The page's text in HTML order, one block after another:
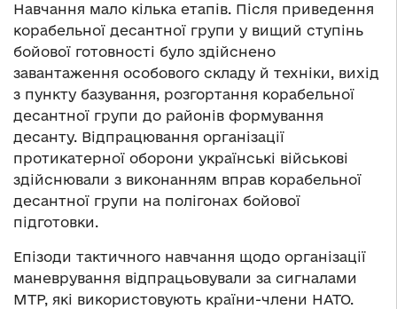
Навчання мало кілька етапів. Після приведення
корабельної десантної групи у вищий ступінь
бойової готовності було здійснено
завантаження особового складу й техніки, вихід
з пункту базування, розгортання корабельної
десантної групи до районів формування
десанту. Відпрацювання організації
протикатерної оборони українські військові
здійснювали з виконанням вправ корабельної
десантної групи на полігонах бойової
підготовки.
Епізоди тактичного навчання щодо організації
маневрування відпрацьовували за сигналами
MTP, які використовують країни-члени НАТО.